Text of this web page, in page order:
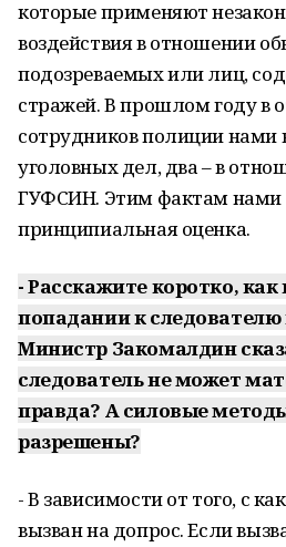
которые применяют
воздействия в отношении
подозреваемых или лиц,
стражей. В прошлом году в
сотрудников полиции нами
уголовных дел, два – в
ГУФСИН. Этим фактам нами
принципиальная оценка.
- Расскажите коротко, как
попадании к следователю
Министр Закомалдин
следователь не может
правда? А силовые
разрешены?
- В зависимости от того, с
вызван на допрос. Если